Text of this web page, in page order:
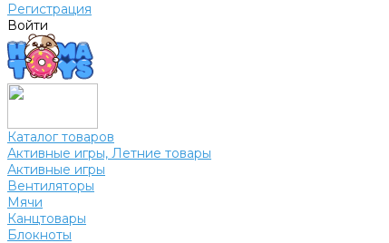
Регистрация
Войти
Каталог товаров
Активные игры, Летние товары
Активные игры
Вентиляторы
Мячи
Канцтовары
Блокноты